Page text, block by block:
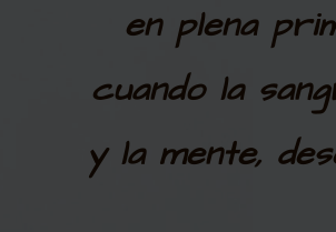
en plena
cuando la
y la mente,